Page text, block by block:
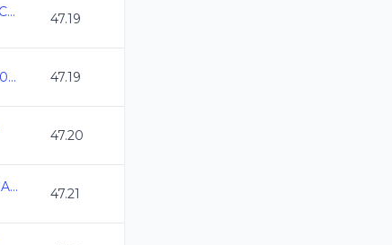
2do Torneo de Zona Sur CL2026 47.19
Campeonato CDMX CL2026 47.19
47.20
CAMPEONATO REGIONAL CL 2026 QRO 47.21